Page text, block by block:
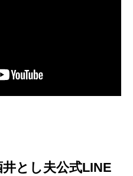
とし夫公式LINE